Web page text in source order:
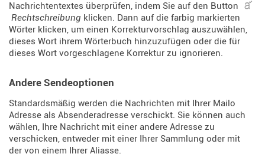
Nachrichtentextes überprüfen, indem Sie auf den Button
Rechtschreibung klicken. Dann auf die farbig markierten
Wörter klicken, um einen Korrekturvorschlag auszuwählen,
dieses Wort ihrem Wörterbuch hinzuzufügen oder die für
dieses Wort vorgeschlagene Korrektur zu ignorieren.
Andere Sendeoptionen
Standardsmäßig werden die Nachrichten mit Ihrer Mailo
Adresse als Absenderadresse verschickt. Sie können auch
wählen, Ihre Nachricht mit einer andere Adresse zu
verschicken, entweder mit einer Ihrer Sammlung oder mit
der von einem Ihrer Aliasse.